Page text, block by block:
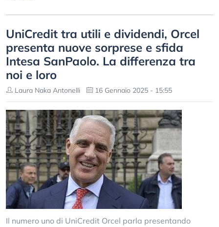
UniCredit tra utili e dividendi, Orcel
presenta nuove sorprese e sfida
Intesa SanPaolo. La differenza tra
noi e loro
Laura Naka Antonelli 16 Gennaio 2025 - 15:55
Il numero uno di UniCredit Orcel parla presentando